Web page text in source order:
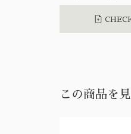
この商品を